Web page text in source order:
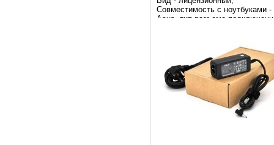
Совместимость с ноутбуками -
Asus, тип разъема